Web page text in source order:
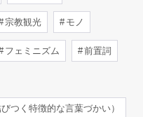
宗教観光 モノ
フェミニズム 前置詞
つく特徴的な言葉づかい）